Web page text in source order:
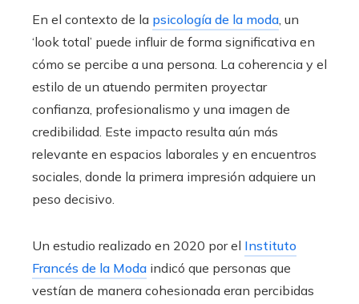
En el contexto de la psicología de la moda, un
‘look total’ puede influir de forma significativa en
cómo se percibe a una persona. La coherencia y el
estilo de un atuendo permiten proyectar
confianza, profesionalismo y una imagen de
credibilidad. Este impacto resulta aún más
relevante en espacios laborales y en encuentros
sociales, donde la primera impresión adquiere un
peso decisivo.
Un estudio realizado en 2020 por el Instituto
Francés de la Moda indicó que personas que
vestían de manera cohesionada eran percibidas